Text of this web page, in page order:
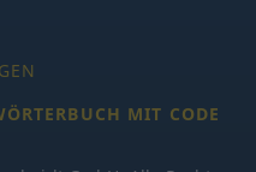
MIT CODE